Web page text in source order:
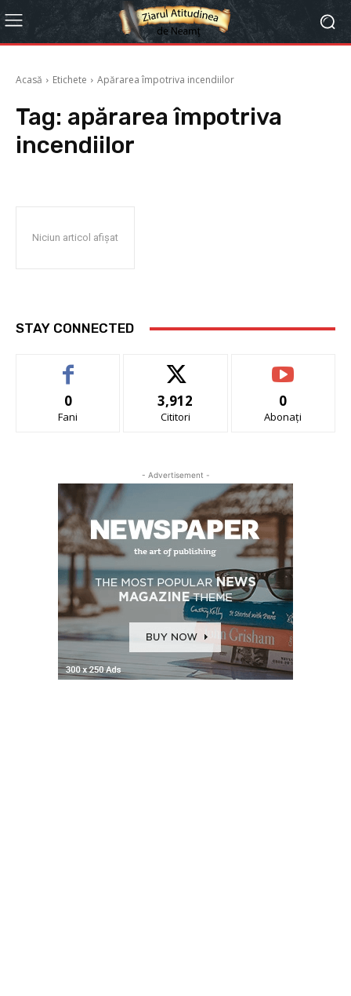
Acasă Etichete Apărarea împotriva incendiilor
Tag: apărarea împotriva
incendiilor
Niciun articol afișat
STAY CONNECTED
0
Fani
3,912
Cititori
0
Abonați
- Advertisement -